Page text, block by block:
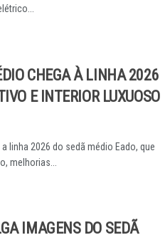
CHEGA À LINHA 2026
E INTERIOR LUXUOSO
linha 2026 do sedã médio Eado, que
melhorias...
IMAGENS DO SEDÃ